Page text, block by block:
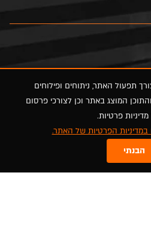
FOLLOW
תפעול האתר, ניתוחים ופילוחים
המוצג באתר וכן לצורכי פרסום
פרטיות.
במדיניות הפרטיות של האתר.
הבנתי